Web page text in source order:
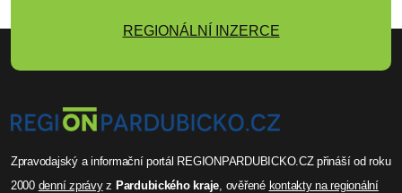
REGIONÁLNÍ INZERCE
Zpravodajský a informační portál REGIONPARDUBICKO.CZ přináší od roku
2000 denní zprávyz Pardubického kraje , ověřené kontakty na regionální